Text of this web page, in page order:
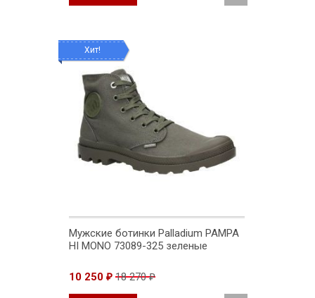
Хит!
Мужские ботинки Palladium PAMPA
HI MONO 73089-325 зеленые
10 250 ₽ 18 270₽